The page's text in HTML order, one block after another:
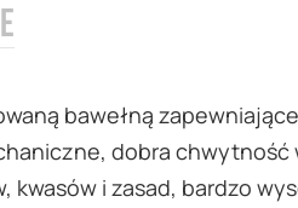
bawełną
dobra
i zasad, bardzo